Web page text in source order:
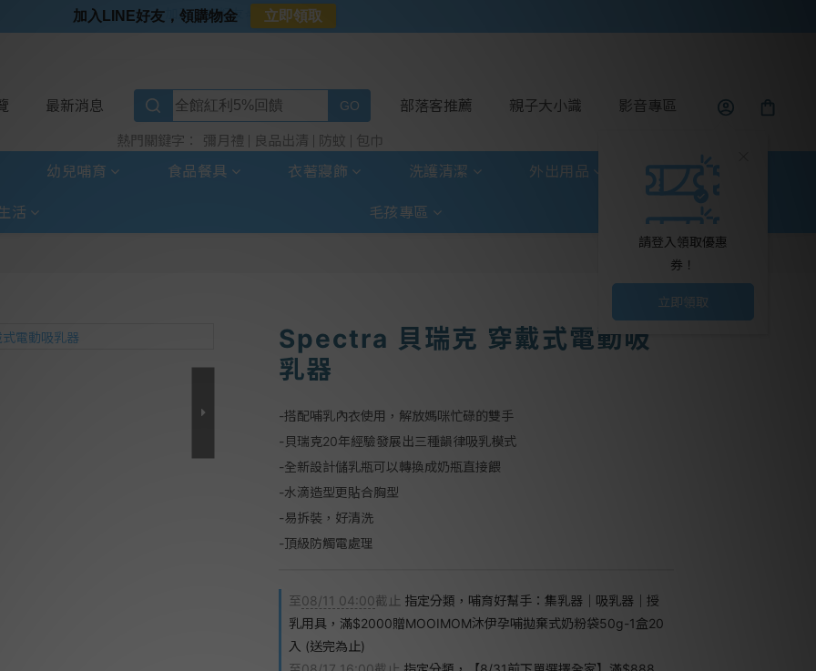
⭐加入LINE好友⭐
⭐超取選全家⭐滿$888贈霜淇淋禮物卡
最新消息
熱門關鍵字： 彌月禮 良品出清 防蚊 包巾
部落客推薦 親子大小識 影音專區
請登入領取優惠
券！
立即領取
幼兒哺育 食品餐具 衣著寢飾 洗護清潔 外出用品 玩具童書
活 毛孩專區
Spectra 貝瑞克 穿戴式電動吸
乳器
-搭配哺乳內衣使用，解放媽咪忙碌的雙手
-貝瑞克20年經驗發展出三種韻律吸乳模式
-全新設計儲乳瓶可以轉換成奶瓶直接餵
-水滴造型更貼合胸型
-易拆裝，好清洗
-頂級防觸電處理
至08/11 04:00截止 指定分類，哺育好幫手：集乳器｜吸乳器｜授
乳用具，滿$2000贈MOOIMOM沐伊孕哺拋棄式奶粉袋50g-1盒20
入 (送完為止)
加入LINE好友，領購物金 立即領取